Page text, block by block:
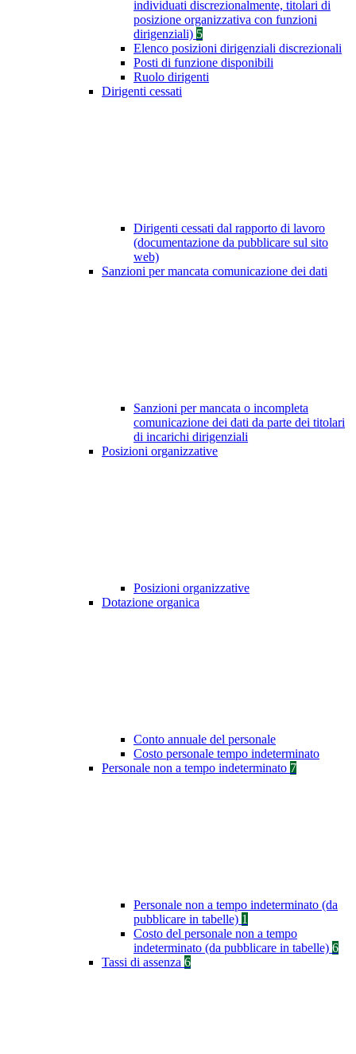
individuati discrezionalmente, titolari di
posizione organizzativa con funzioni
dirigenziali) 5
Elenco posizioni dirigenziali discrezionali
Posti di funzione disponibili
Ruolo dirigenti
Dirigenti cessati
Dirigenti cessati dal rapporto di lavoro
(documentazione da pubblicare sul sito
web)
Sanzioni per mancata comunicazione dei dati
Sanzioni per mancata o incompleta
comunicazione dei dati da parte dei titolari
di incarichi dirigenziali
Posizioni organizzative
Posizioni organizzative
Dotazione organica
Conto annuale del personale
Costo personale tempo indeterminato
Personale non a tempo indeterminato 7
Personale non a tempo indeterminato (da
pubblicare in tabelle) 1
Costo del personale non a tempo
indeterminato (da pubblicare in tabelle) 6
Tassi di assenza 6